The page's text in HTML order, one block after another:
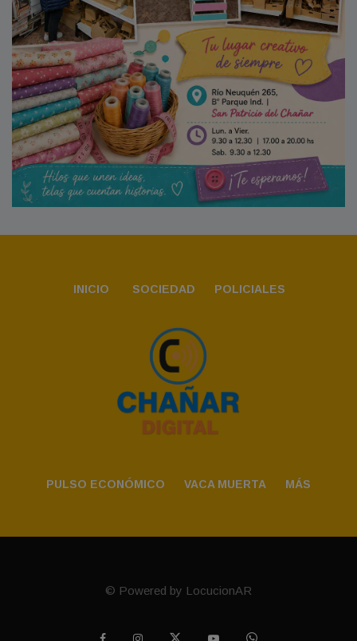
INICIO SOCIEDAD POLICIALES
PULSO ECONÓMICO VACA MUERTA MÁS
© Powered by LocucionAR